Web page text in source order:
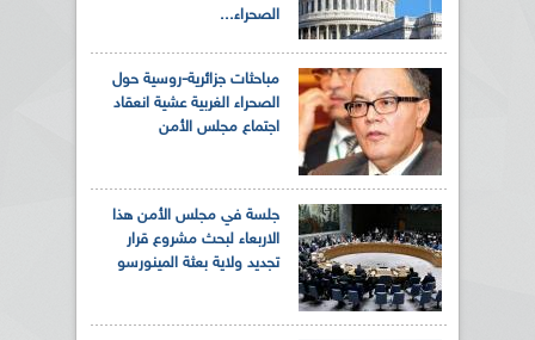
الصحراء...
مباحثات جزائرية-روسية حول
الصحراء الغربية عشية انعقاد
اجتماع مجلس الأمن
جلسة في مجلس الأمن هذا
الاربعاء لبحث مشروع قرار
تجديد ولاية بعثة المينورسو